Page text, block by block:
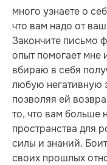
много узнаете о
что вам надо от
Закончите письмо
опыт помогает мне
вбираю в себя
любую негативную
позволяя ей
то, что вам больше
пространства для
силы и знаний.
своих прошлых